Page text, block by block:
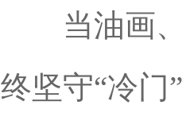
当油画、
终坚守“冷门